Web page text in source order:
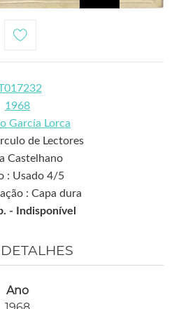
1968
García Lorca
de Lectores
Castelhano
: Usado 4/5
: Capa dura
-
Indisponível
Ano